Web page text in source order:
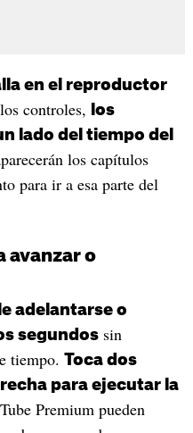
en el reproductor
controles,
los
lado del tiempo del
los capítulos
para ir a esa parte del
avanzar o
adelantarse o
segundossin
tiempo. Toca dos
para ejecutar la
Premium pueden